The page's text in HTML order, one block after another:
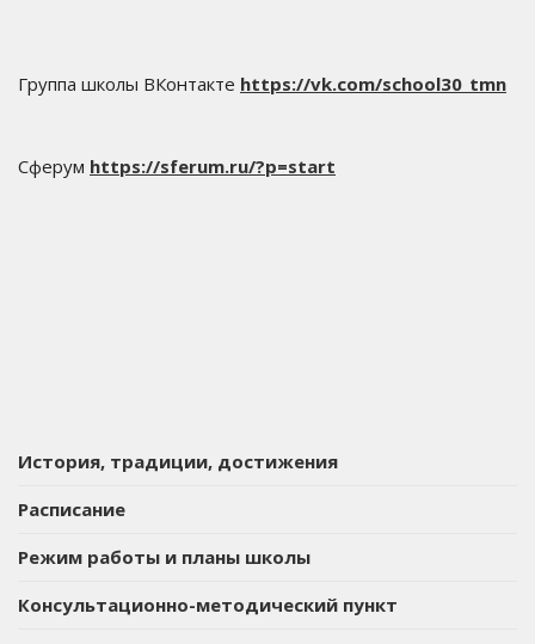
Группа школы ВКонтакте https://vk.com/school30_tmn
Сферум https://sferum.ru/?p=start
История, традиции, достижения
Расписание
Режим работы и планы школы
Консультационно-методический пункт